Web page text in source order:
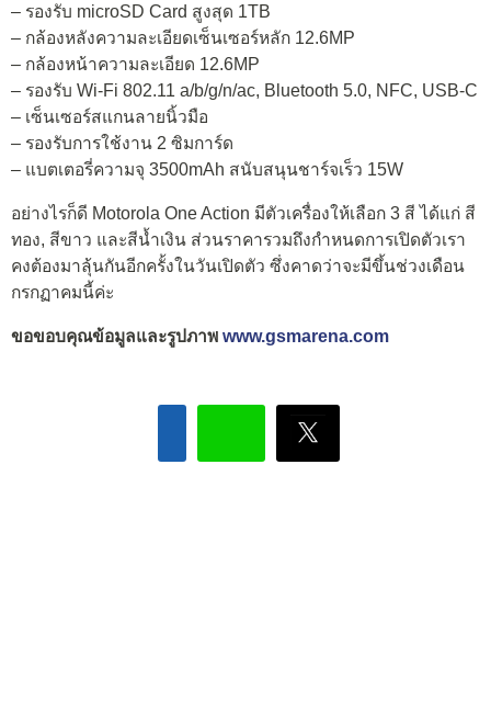
– รองรับ microSD Card สูงสุด 1TB
– กล้องหลังความละเอียดเซ็นเซอร์หลัก 12.6MP
– กล้องหน้าความละเอียด 12.6MP
– รองรับ Wi-Fi 802.11 a/b/g/n/ac, Bluetooth 5.0, NFC, USB-C
– เซ็นเซอร์สแกนลายนิ้วมือ
– รองรับการใช้งาน 2 ซิมการ์ด
– แบตเตอรี่ความจุ 3500mAh สนับสนุนชาร์จเร็ว 15W
อย่างไรก็ดี Motorola One Action มีตัวเครื่องให้เลือก 3 สี ได้แก่ สี
ทอง, สีขาว และสีน้ำเงิน ส่วนราคารวมถึงกำหนดการเปิดตัวเรา
คงต้องมาลุ้นกันอีกครั้งในวันเปิดตัว ซึ่งคาดว่าจะมีขึ้นช่วงเดือน
กรกฏาคมนี้ค่ะ
ขอขอบคุณข้อมูลและรูปภาพ www.gsmarena.com